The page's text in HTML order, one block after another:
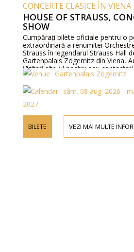
CONCERTE CLASICE ÎN VIENA
HOUSE OF STRAUSS,
SHOW
Cumpărați bilete oficiale pentru o
extraordinară a renumitei
Strauss în legendarul Strauss Hall
Gartenpalais Zögernitz din Viena,
Vizitați site-ul nostru sau
telefonic pentru mai multe
interpreți, detalii ale programului și
biletelor.
Gartenpalais Zögernitz
sâm. 08 aug. 2026 -
2027
BILETE VEZI MAI MULTE